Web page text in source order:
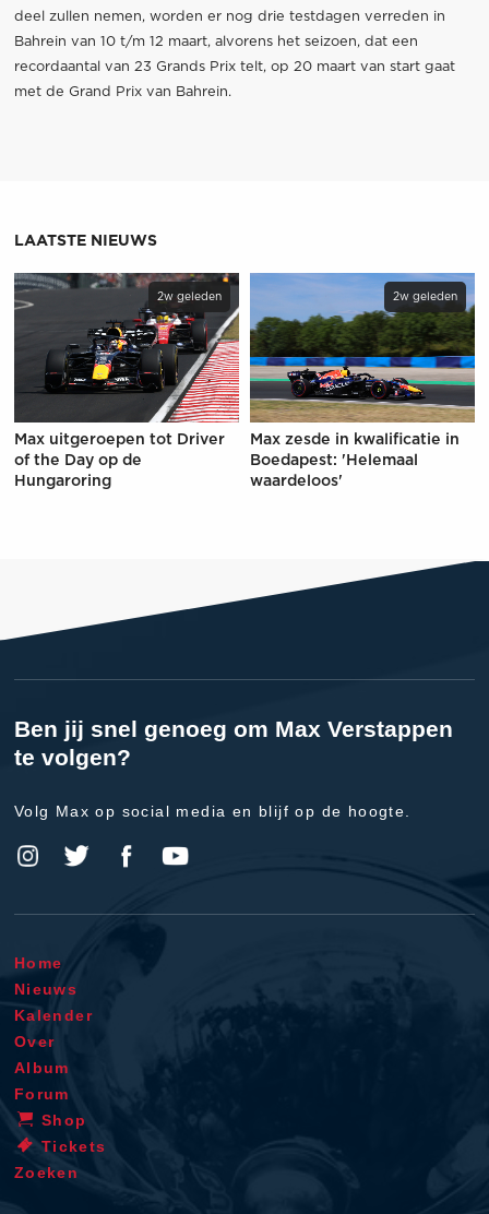
deel zullen nemen, worden er nog drie testdagen verreden in
Bahrein van 10 t/m 12 maart, alvorens het seizoen, dat een
recordaantal van 23 Grands Prix telt, op 20 maart van start gaat
met de Grand Prix van Bahrein.
LAATSTE NIEUWS
2w geleden
Max uitgeroepen tot Driver
of the Day op de
Hungaroring
2w geleden
Max zesde in kwalificatie in
Boedapest: 'Helemaal
waardeloos'
Ben jij snel genoeg om Max Verstappen
te volgen?
Volg Max op social media en blijf op de hoogte.
Home
Nieuws
Kalender
Over
Album
Forum
Shop
Tickets
Zoeken